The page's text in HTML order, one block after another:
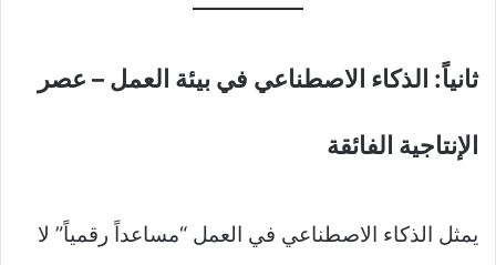
ثانياً: الذكاء الاصطناعي في بيئة العمل – عصر
الإنتاجية الفائقة
يمثل الذكاء الاصطناعي في العمل “مساعداً رقمياً” لا